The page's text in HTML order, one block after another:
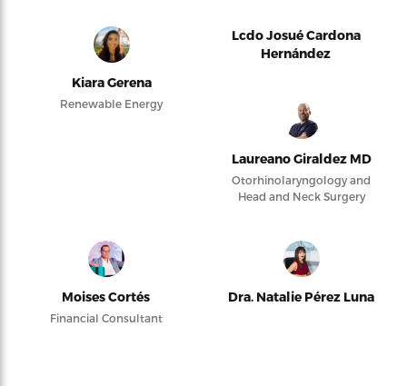
Kiara Gerena
Renewable Energy
Lcdo Josué Cardona
Hernández
Laureano Giraldez MD
Otorhinolaryngology and
Head and Neck Surgery
Moises Cortés
Financial Consultant
Dra. Natalie Pérez Luna